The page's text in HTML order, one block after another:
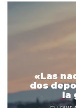
«Las
dos
la